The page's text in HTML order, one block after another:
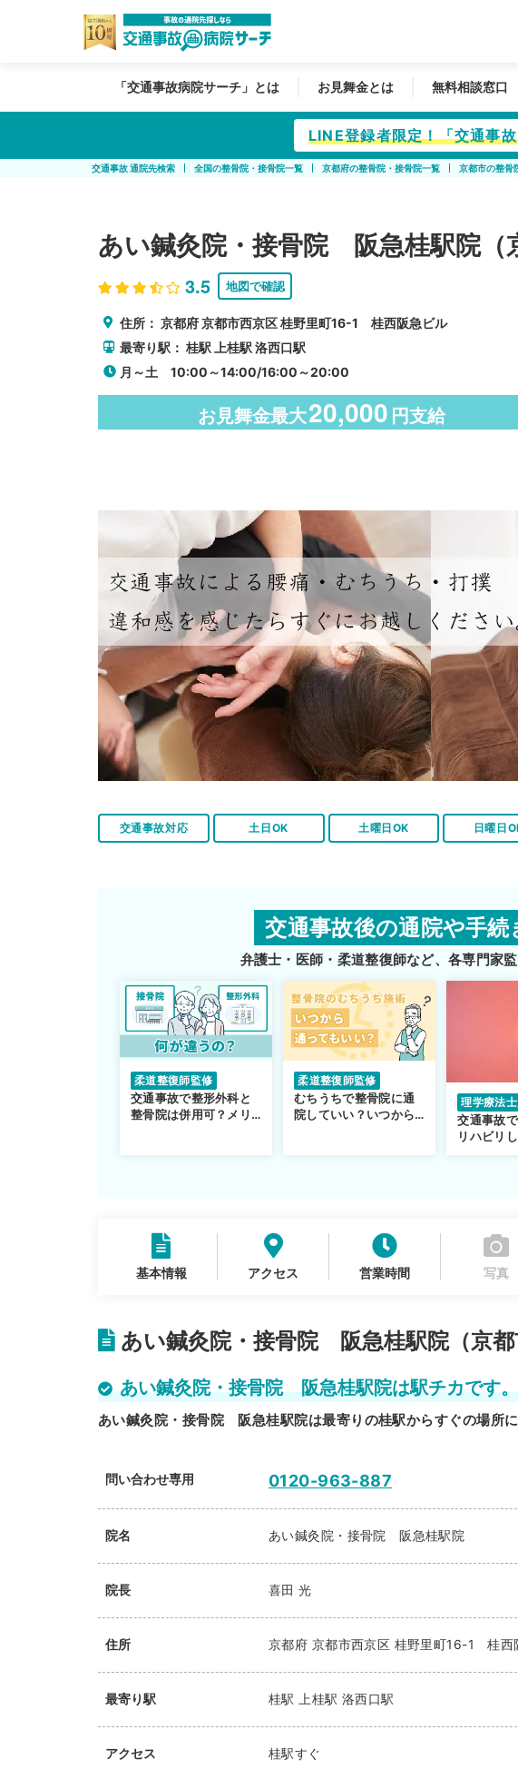
「交通事故病院サーチ」とは お見舞金とは 無料相談窓口
LINE登録者限定！「交通事
交通事故 通院先検索 全国の整骨院・接骨院一覧 京都府の整骨院・接骨院一覧 京都市の整骨
あい鍼灸院・接骨院 阪急桂駅院（
3.5 地図で確認
住所： 京都府京都市西京区桂野里町16-1 桂西阪急ビル
最寄り駅： 桂駅 上桂駅 洛西口駅
月～土 10:00～14:00/16:00～20:00
お見舞金最大20,000 円支給
交通事故対応 土日OK 土曜日OK 日曜日
交通事故後の通院や手
弁護士・医師・柔道整復師など、各専門家
柔道整復師監修
交通事故で整形外科と
整骨院は併用可？メリ
柔道整復師監修
むちうちで整骨院に通
院していい？いつから
理学療法
交通事故
リハビリ
転院する
基本情報 アクセス 営業時間 写真
あい鍼灸院・接骨院 阪急桂駅院（京都
あい鍼灸院・接骨院 阪急桂駅院は駅チカです。
あい鍼灸院・接骨院 阪急桂駅院は最寄りの桂駅からすぐの場所に
問い合わせ専用 0120-963-887
院名 あい鍼灸院・接骨院 阪急桂駅院
院長 喜田 光
住所 京都府 京都市西京区 桂野里町16-1 桂西
最寄り駅 桂駅 上桂駅 洛西口駅
アクセス 桂駅すぐ